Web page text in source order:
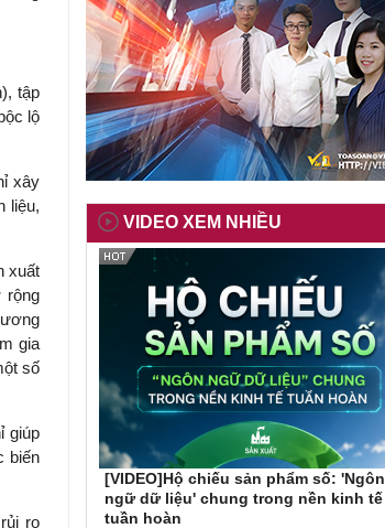
tập
lộ
xây
liệu,
xuất
rộng
gia
số
giúp
biến
ro
VIDEO XEM NHIỀU
[VIDEO]Hộ chiếu sản phẩm số: 'Ngôn
ngữ dữ liệu' chung trong nền kinh tế
tuần hoàn